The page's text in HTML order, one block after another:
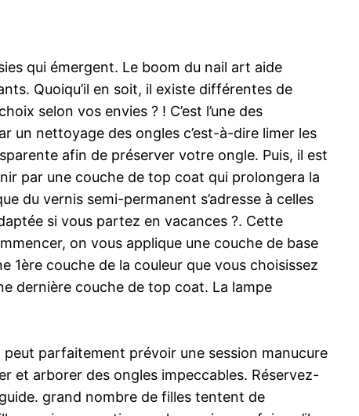
qui émergent. Le boom du nail art aide
Quoiqu’il en soit, il existe différentes de
selon vos envies ? ! C’est l’une des
un nettoyage des ongles c’est-à-dire limer les
afin de préserver votre ongle. Puis, il est
par une couche de top coat qui prolongera la
du vernis semi-permanent s’adresse à celles
si vous partez en vacances ?. Cette
on vous applique une couche de base
1ère couche de la couleur que vous choisissez
dernière couche de top coat. La lampe
peut parfaitement prévoir une session manucure
et arborer des ongles impeccables. Réservez-
grand nombre de filles tentent de